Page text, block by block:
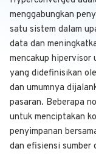
menggabungkan
satu sistem dalam
data dan
mencakup
yang didefinisikan
dan umumnya
pasaran. Beberapa
untuk menciptakan
penyimpanan
dan efisiensi sumber